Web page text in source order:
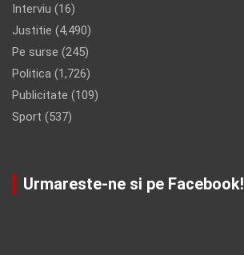
Interviu (16)
Justitie (4,490)
Pe surse (245)
Politica (1,726)
Publicitate (109)
Sport (537)
Urmareste-ne si pe Facebook!